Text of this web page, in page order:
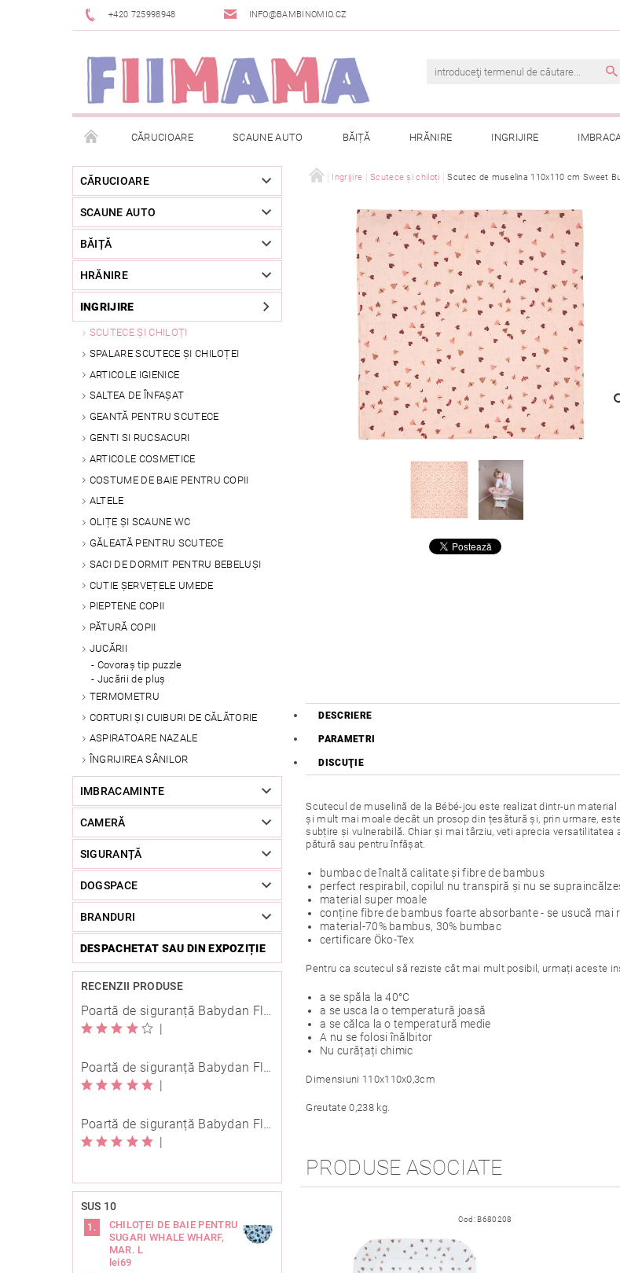
+420 725998948 INFO@BAMBINOMIO.CZ
CĂRUCIOARE SCAUNE AUTO BĂIȚĂ HRĂNIRE INGRIJIRE
BRANDURI DESPACHETAT SAU DIN EXPOZIȚIE TERMENI ȘI CONDIȚII CONTACT
RETURNAREA MĂRFII METODE DE PLATĂ CONSULTAȚII COMANDA MEA
CĂRUCIOARE
SCAUNE AUTO
BĂIȚĂ
HRĂNIRE
INGRIJIRE
SCUTECE ȘI CHILOȚI
SPALARE SCUTECE ȘI CHILOȚEI
ARTICOLE IGIENICE
SALTEA DE ÎNFAȘAT
GEANTĂ PENTRU SCUTECE
GENTI SI RUCSACURI
ARTICOLE COSMETICE
COSTUME DE BAIE PENTRU COPII
ALTELE
OLIȚE ȘI SCAUNE WC
GĂLEATĂ PENTRU SCUTECE
SACI DE DORMIT PENTRU BEBELUȘI
CUTIE ȘERVEȚELE UMEDE
PIEPTENE COPII
PĂTURĂ COPII
JUCĂRII
Covoraș tip puzzle
Jucării de pluș
TERMOMETRU
CORTURI ȘI CUIBURI DE CĂLĂTORIE
ASPIRATOARE NAZALE
ÎNGRIJIREA SÂNILOR
IMBRACAMINTE
CAMERĂ
SIGURANȚĂ
DOGSPACE
BRANDURI
DESPACHETAT SAU DIN EXPOZIȚIE
RECENZII PRODUSE
Poartă de siguranță Babydan Flexi Fit metal albă 67-105,5 cm cu înșurubare
|
Poartă de siguranță Babydan Flexi Fit metal neagră 67-105,5 cm cu înșurubare
|
Poartă de siguranță Babydan Flexi Fit metal neagră 67-105,5 cm cu înșurubare
|
SUS 10
CHILOȚEI DE BAIE PENTRU
SUGARI WHALE WHARF,
MAR. L
lei69
Ingrijire Scutece și chiloți Scutec de muselina 110x110 cm Sweet
DESCRIERE
PARAMETRI
DISCUŢIE
Scutecul de muselină de la Bébé-jou este realizat dintr-un
și mult mai moale decât un prosop din țesătură și, prin urmare,
subțire și vulnerabilă. Chiar și mai târziu, veti aprecia
pătură sau pentru înfășat.
bumbac de înaltă calitate și fibre de bambus
perfect respirabil, copilul nu transpiră și nu se
material super moale
conține fibre de bambus foarte absorbante - se usucă mai
material-70% bambus, 30% bumbac
certificare Öko-Tex
Pentru ca scutecul să reziste cât mai mult posibil, urmați aceste
a se spăla la 40°C
a se usca la o temperatură joasă
a se călca la o temperatură medie
A nu se folosi înălbitor
Nu curățați chimic
Dimensiuni 110x110x0,3cm
Greutate 0,238 kg.
PRODUSE ASOCIATE
Cod: B680208